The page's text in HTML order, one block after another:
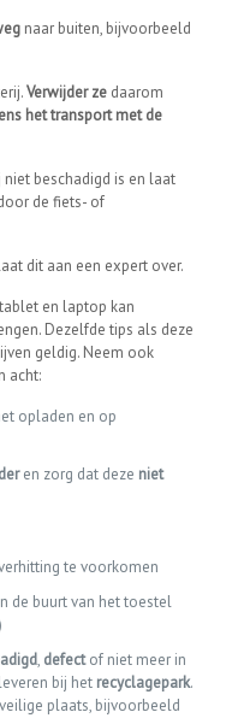
naar buiten, bijvoorbeeld
Verwijder zedaarom
het transport met de
beschadigd is en laat
de fiets- of
dit aan een expert over.
en laptop kan
Dezelfde tips als deze
geldig. Neem ook
acht:
opladen en op
en zorg dat deze niet
te voorkomen
de buurt van het toestel
, defectof niet meer in
bij het recyclagepark.
plaats, bijvoorbeeld